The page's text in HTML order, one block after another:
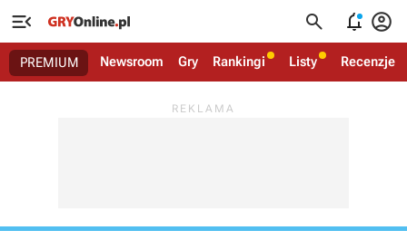
   
PREMIUM Newsroom Gry Rankingi Listy Recenzje